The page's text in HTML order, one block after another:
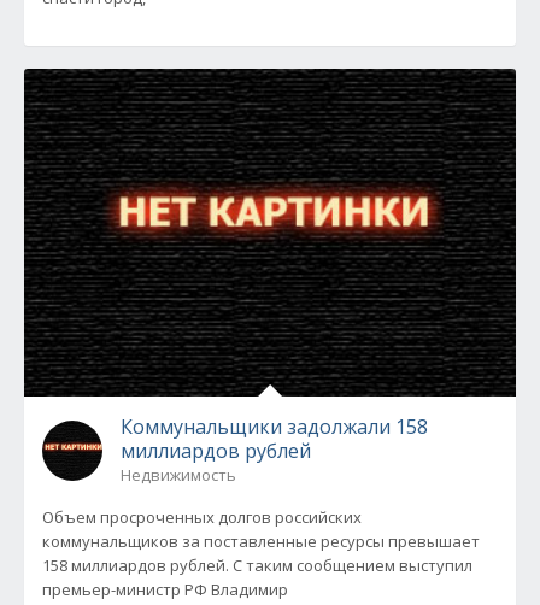
Коммунальщики задолжали 158
миллиардов рублей
Недвижимость
Объем просроченных долгов российских
коммунальщиков за поставленные ресурсы превышает
158 миллиардов рублей. С таким сообщением выступил
премьер-министр РФ Владимир